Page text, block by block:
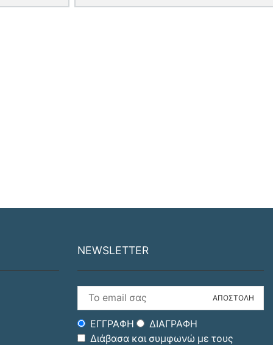
NEWSLETTER
ΕΓΓΡΑΦΗ
ΔΙΑΓΡΑΦΗ
Διάβασα και συμφωνώ με τους